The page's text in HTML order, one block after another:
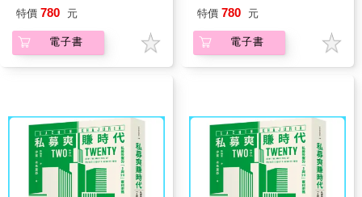
特價 780 元
電子書
特價 780 元
電子書